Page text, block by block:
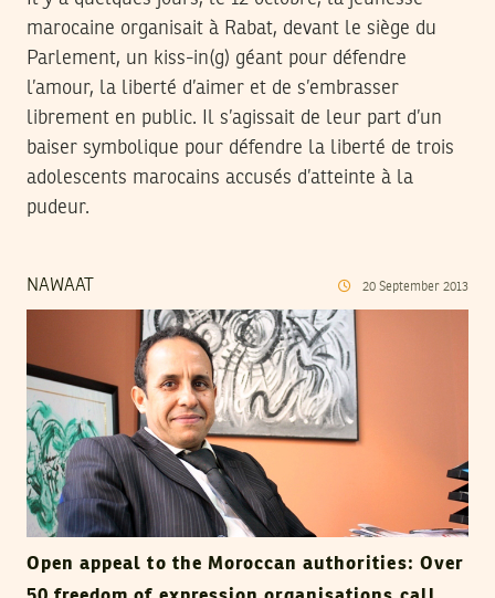
marocaine organisait à Rabat, devant le siège du
Parlement, un kiss-in(g) géant pour défendre
l’amour, la liberté d’aimer et de s’embrasser
librement en public. Il s’agissait de leur part d’un
baiser symbolique pour défendre la liberté de trois
adolescents marocains accusés d’atteinte à la
pudeur.
NAWAAT 20 September 2013
Open appeal to the Moroccan authorities: Over